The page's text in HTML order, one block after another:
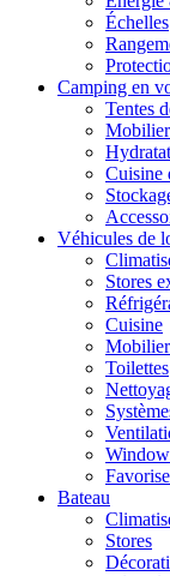
Échelles
Camping en
Tentes
Cuisine
Véhicules de
Stores
Cuisine
Toilettes
Bateau
Stores